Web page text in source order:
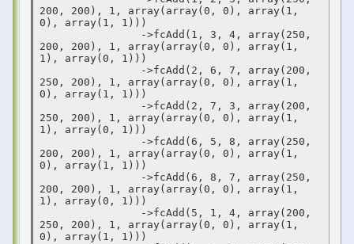
200, 200), 1, array(array(0, 0), array(1,
0), array(1, 1)))
200, 200), 1, array(array(0, 0), array(1,
1), array(0, 1)))
250, 200), 1, array(array(0, 0), array(1,
0), array(1, 1)))
250, 200), 1, array(array(0, 0), array(1,
1), array(0, 1)))
200, 200), 1, array(array(0, 0), array(1,
0), array(1, 1)))
200, 200), 1, array(array(0, 0), array(1,
1), array(0, 1)))
250, 200), 1, array(array(0, 0), array(1,
0), array(1, 1)))